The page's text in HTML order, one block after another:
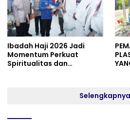
Ibadah Haji 2026 Jadi
Momentum Perkuat
Spiritualitas dan
Selengkapnya